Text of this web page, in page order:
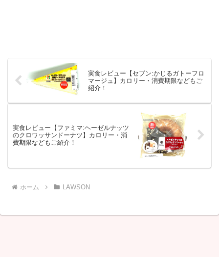
実食レビュー【セブン:かじるガトーフロ
マージュ】カロリー・消費期限などもご
紹介！
実食レビュー【ファミマ:ヘーゼルナッツ
のクロワッサンドーナツ】カロリー・消
費期限などもご紹介！
ホーム LAWSON